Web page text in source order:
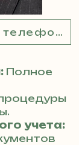
Показать номер телефона
Полное
учета: